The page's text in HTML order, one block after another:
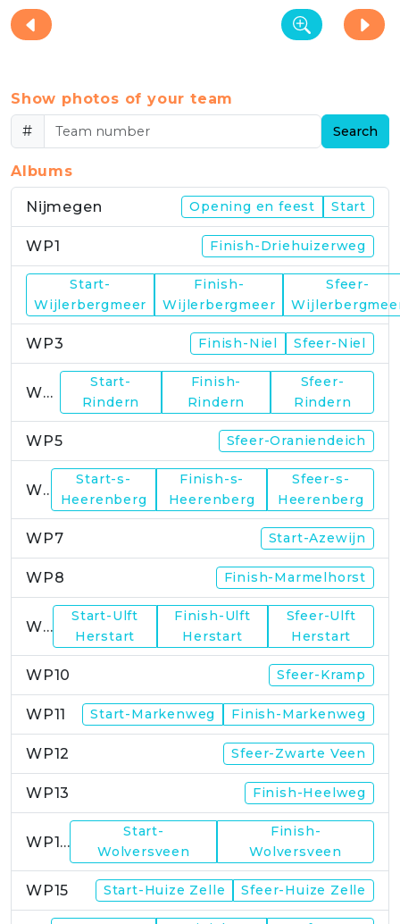
Show photos of your team
#
Search
Albums
Nijmegen Opening en feest Start
WP1 Finish-Driehuizerweg
Start-
Wijlerbergmeer
Finish-
Wijlerbergmeer
Sfeer-
WP3 Finish-Niel Sfeer-Niel
WP4
Start-
Rindern
Finish-
Rindern
Sfeer-
Rindern
WP5 Sfeer-Oraniendeich
WP6
Start-s-
Heerenberg
Finish-s-
Heerenberg
Sfeer-s-
Heerenberg
WP7 Start-Azewijn
WP8 Finish-Marmelhorst
WP9
Start-Ulft
Herstart
Finish-Ulft
Herstart
Sfeer-Ulft
Herstart
WP10 Sfeer-Kramp
WP11 Start-Markenweg Finish-Markenweg
WP12 Sfeer-Zwarte Veen
WP13 Finish-Heelweg
WP14
Start-
Wolversveen
Finish-
Wolversveen
WP15 Start-Huize Zelle Sfeer-Huize Zelle